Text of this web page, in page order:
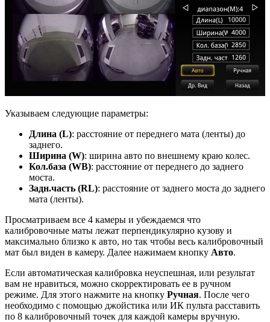
Указываем следующие параметры:
Длина (L): расстояние от переднего мата (ленты) до
заднего.
Ширина (W): ширина авто по внешнему краю колес.
Кол.база (WB): расстояние от переднего до заднего
моста.
Задн.часть (RL): расстояние от заднего моста до заднего
мата (ленты).
Просматриваем все 4 камеры и убеждаемся что
калибровочные маты лежат перпендикулярно кузову и
максимально близко к авто, но так чтобы весь калибровочный
мат был виден в камеру. Далее нажимаем кнопку Авто.
Если автоматическая калибровка неуспешная, или результат
вам не нравиться, можно скорректировать ее в ручном
режиме. Для этого нажмите на кнопку Ручная. После чего
необходимо с помощью джойстика или ИК пульта расставить
по 8 калибровочный точек для каждой камеры вручную.